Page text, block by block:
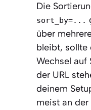
Die
sort_by=...
über
bleibt, sollte
Wechsel auf
der URL
deinem
meist an